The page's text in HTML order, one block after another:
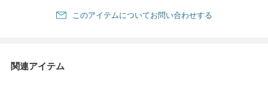
このアイテムについてお問い合わせする
関連アイテム